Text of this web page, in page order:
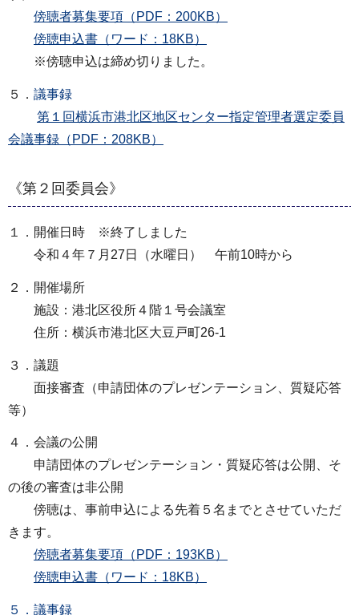
傍聴者募集要項（PDF：200KB）
傍聴申込書（ワード：18KB）
※傍聴申込は締め切りました。
５． 議事録
第１回横浜市港北区地区センター指定管理者選定委員
会議事録（PDF：208KB）
《第２回委員会》
１．開催日時 ※終了しました
令和４年７月27日（水曜日） 午前10時から
２．開催場所
施設：港北区役所４階１号会議室
住所：横浜市港北区大豆戸町26-1
３．議題
面接審査（申請団体のプレゼンテーション、質疑応答
等）
４．会議の公開
申請団体のプレゼンテーション・質疑応答は公開、そ
の後の審査は非公開
傍聴は、事前申込による先着５名までとさせていただ
きます。
傍聴者募集要項（PDF：193KB）
傍聴申込書（ワード：18KB）
５．議事録